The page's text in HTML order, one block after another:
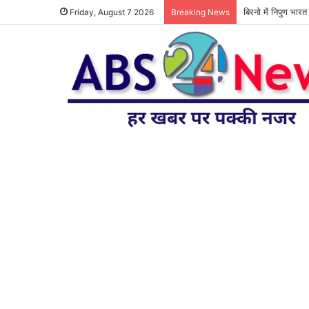
Friday, August 7 2026 Breaking News बिरनो में निपुण